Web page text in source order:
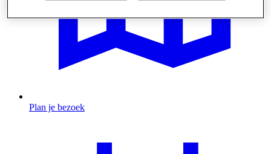
Plan je bezoek